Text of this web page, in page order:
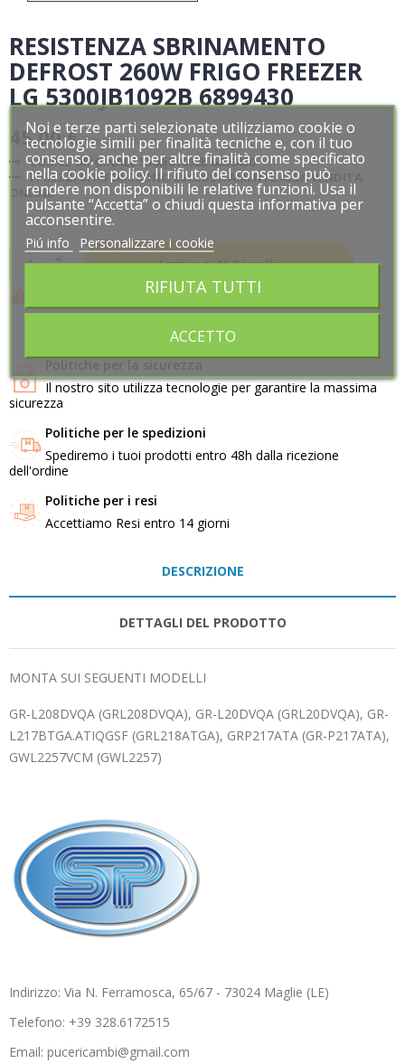
RESISTENZA SBRINAMENTO
DEFROST 260W FRIGO FREEZER
LG 5300JB1092B 6899430
45,00 € Tasse incluse
CODICE ORIGINALE 5300jb1092b 6899430
I PREZZI SI RIFERISCONO ESCLUSIVAMENTE ALLA VENDITA
ONLINE
Aggiungi Al Carrello
Ultimi articoli in magazzino
Politiche per la sicurezza
Il nostro sito utilizza tecnologie per garantire la massima
sicurezza
Politiche per le spedizioni
Spediremo i tuoi prodotti entro 48h dalla ricezione
dell'ordine
Politiche per i resi
Accettiamo Resi entro 14 giorni
DESCRIZIONE
DETTAGLI DEL PRODOTTO
MONTA SUI SEGUENTI MODELLI
GR-L208DVQA (GRL208DVQA), GR-L20DVQA (GRL20DVQA), GR-
L217BTGA.ATIQGSF (GRL218ATGA), GRP217ATA (GR-P217ATA),
GWL2257VCM (GWL2257)
Indirizzo: Via N. Ferramosca, 65/67 - 73024 Maglie (LE)
Telefono: +39 328.6172515
Email: pucericambi@gmail.com
Noi e terze parti selezionate utilizziamo cookie o
tecnologie simili per finalità tecniche e, con il tuo
consenso, anche per altre finalità come specificato
nella cookie policy. Il rifiuto del consenso può
rendere non disponibili le relative funzioni. Usa il
pulsante “Accetta” o chiudi questa informativa per
acconsentire.
Piú info Personalizzare i cookie
RIFIUTA TUTTI
ACCETTO
Noi e terze parti selezionate utilizziamo cookie o
tecnologie simili per finalità tecniche e, con il tuo
consenso, anche per altre finalità come specificato
nella cookie policy. Il rifiuto del consenso può
rendere non disponibili le relative funzioni. Usa il
pulsante “Accetta” o chiudi questa informativa per
acconsentire.
Piú info Personalizzare i cookie
RIFIUTA TUTTI
ACCETTO